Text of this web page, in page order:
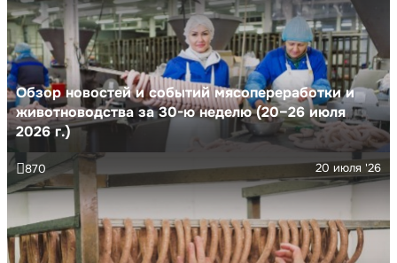
Обзор новостей и событий мясопереработки и
животноводства за 30-ю неделю (20–26 июля
2026 г.)
20 июля '26
870